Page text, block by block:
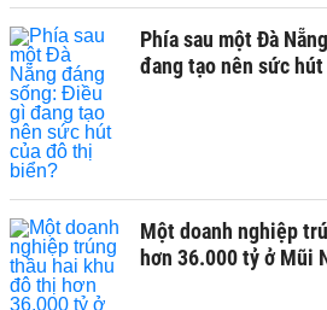
Phía sau một Đà
đang tạo nên sức
Một doanh nghiệp
hơn 36.000 tỷ ở Mũi